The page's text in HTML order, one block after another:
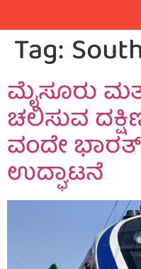
Tag:
ಮೈಸೂರು
ಚಲಿಸುವ
ವಂದೇ ಭಾರತ್
ಉದ್ಘಾಟನೆ